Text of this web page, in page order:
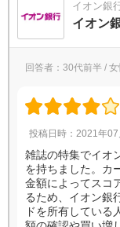
イオン銀
イオン
回答者：30代前半 /
投稿日時：2021年07
雑誌の特集でイオ
を持ちました。カ
金額によってスコ
るため、イオン銀
ドを所有している